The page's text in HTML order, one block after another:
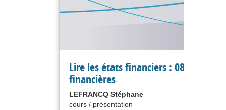
Lire les états financiers : 08 dettes
financières
LEFRANCQ Stéphane
cours / présentation